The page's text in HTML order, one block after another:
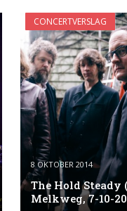
CONCERTVERSLAG
8 OKTOBER 2014
The Hold Steady
Melkweg, 7-10-